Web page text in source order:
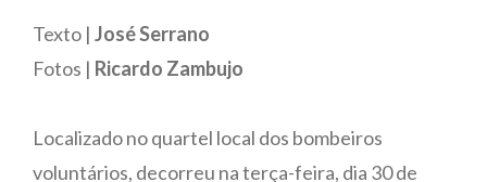
Texto | José Serrano
Fotos | Ricardo Zambujo
Localizado no quartel local dos bombeiros
voluntários, decorreu na terça-feira, dia 30 de